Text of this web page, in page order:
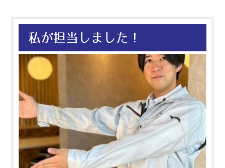
私が担当しました！